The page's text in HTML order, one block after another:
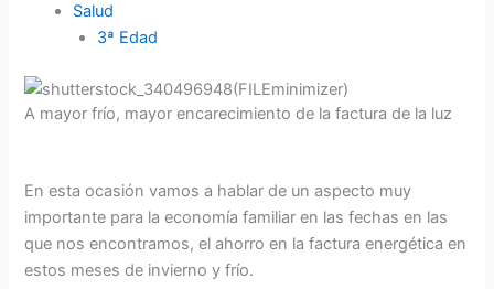
Salud
3ª Edad
A mayor frío, mayor encarecimiento de la factura de la luz
En esta ocasión vamos a hablar de un aspecto muy
importante para la economía familiar en las fechas en las
que nos encontramos, el ahorro en la factura energética en
estos meses de invierno y frío.